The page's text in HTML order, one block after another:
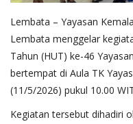
Lembata – Yayasan
Lembata menggelar
Tahun (HUT) ke-46
bertempat di Aula TK
(11/5/2026) pukul 10.00
Kegiatan tersebut dihadiri